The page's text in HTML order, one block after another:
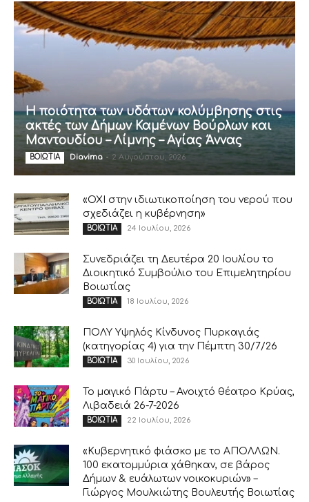
Η ποιότητα των υδάτων κολύμβησης στις
ακτές των Δήμων Καμένων Βούρλων και
Μαντουδίου – Λίμνης – Αγίας Άννας
ΒΟΙΩΤΙΑ Diavima - 2 Αυγούστου, 2026
«ΟΧΙ στην ιδιωτικοποίηση του νερού που
σχεδιάζει η κυβέρνηση»
ΒΟΙΩΤΙΑ 24 Ιουλίου, 2026
Συνεδριάζει τη Δευτέρα 20 Ιουλίου το
Διοικητικό Συμβούλιο του Επιμελητηρίου
Βοιωτίας
ΒΟΙΩΤΙΑ 18 Ιουλίου, 2026
ΠΟΛΥ Υψηλός Κίνδυνος Πυρκαγιάς
(κατηγορίας 4) για την Πέμπτη 30/7/26
ΒΟΙΩΤΙΑ 30 Ιουλίου, 2026
Το μαγικό Πάρτυ – Ανοιχτό θέατρο Κρύας,
Λιβαδειά 26-7-2026
ΒΟΙΩΤΙΑ 22 Ιουλίου, 2026
«Κυβερνητικό φιάσκο με το ΑΠΟΛΛΩΝ.
100 εκατομμύρια χάθηκαν, σε βάρος
Δήμων & ευάλωτων νοικοκυριών» –
Γιώργος Μουλκιώτης Βουλευτής Βοιωτίας